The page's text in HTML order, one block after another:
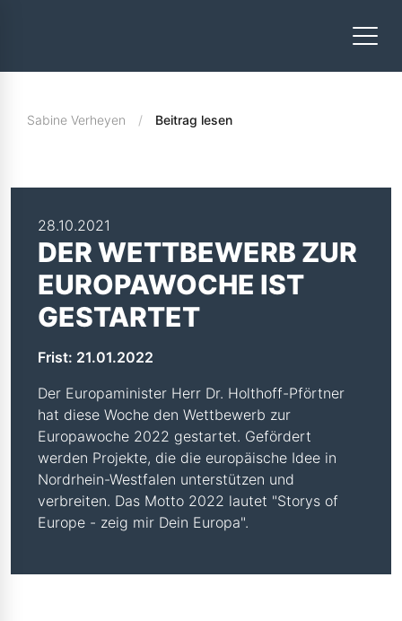
Sabine Verheyen Beitrag lesen
28.10.2021
DER WETTBEWERB ZUR
EUROPAWOCHE IST
GESTARTET
Frist: 21.01.2022
Der Europaminister Herr Dr. Holthoff-Pförtner
hat diese Woche den Wettbewerb zur
Europawoche 2022 gestartet. Gefördert
werden Projekte, die die europäische Idee in
Nordrhein-Westfalen unterstützen und
verbreiten. Das Motto 2022 lautet "Storys of
Europe - zeig mir Dein Europa".